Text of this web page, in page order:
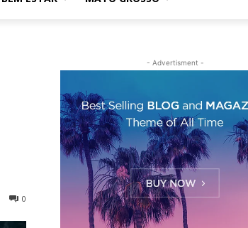
0
- Advertisment -